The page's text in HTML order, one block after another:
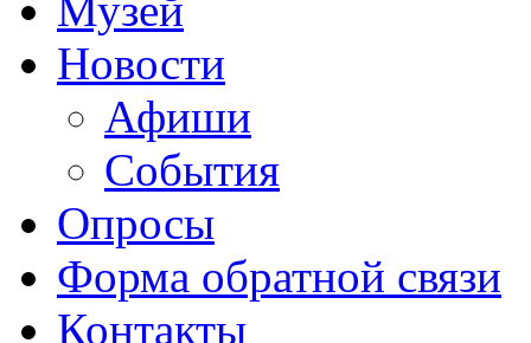
Новости
Афиши
События
Опросы
Форма обратной связи
Контакты